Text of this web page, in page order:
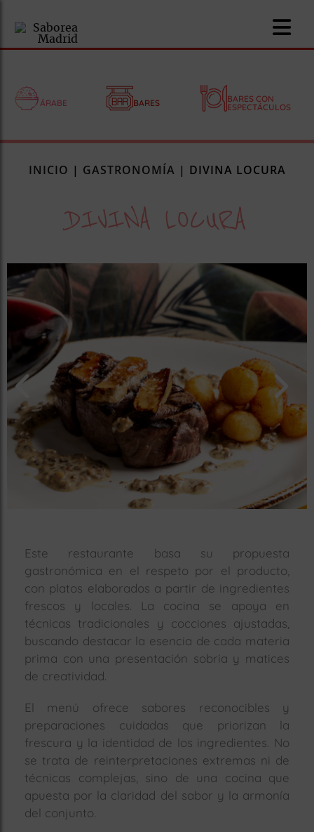
ÁRABE BARES
BARES CON
ESPECTÁCULOS
INICIO | GASTRONOMÍA | DIVINA LOCURA
DIVINA LOCURA
Este restaurante basa su propuesta
gastronómica en el respeto por el producto,
con platos elaborados a partir de ingredientes
frescos y locales. La cocina se apoya en
técnicas tradicionales y cocciones ajustadas,
buscando destacar la esencia de cada materia
prima con una presentación sobria y matices
de creatividad.
El menú ofrece sabores reconocibles y
preparaciones cuidadas que priorizan la
frescura y la identidad de los ingredientes. No
se trata de reinterpretaciones extremas ni de
técnicas complejas, sino de una cocina que
apuesta por la claridad del sabor y la armonía
del conjunto.